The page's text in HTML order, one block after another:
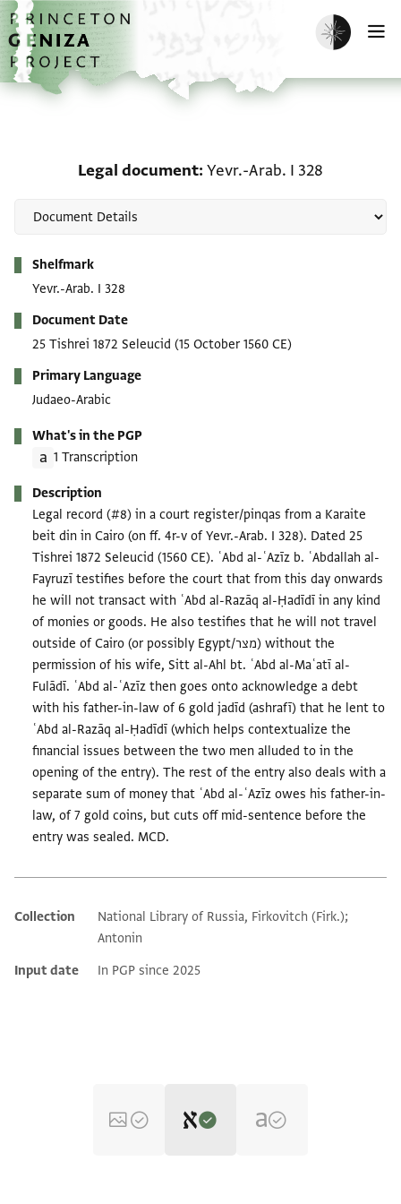
Skip to main content
home
Enable dark
Legal document Yevr.-Arab. I 328
Shelfmark
Yevr.-Arab. I 328
Document Date
25 Tishrei 1872 Seleucid (15 October 1560 CE)
Primary Language
Judaeo-Arabic
What's in the PGP
1 Transcription
Description
Legal record (#8) in a court register/pinqas from a Karaite
beit din in Cairo (on ff. 4r-v of Yevr.-Arab. I 328). Dated 25
Tishrei 1872 Seleucid (1560 CE). ʿAbd al-ʿAzīz b. ʿAbdallah al-
Fayruzī testifies before the court that from this day onwards
he will not transact with ʿAbd al-Razāq al-Ḥadīdī in any kind
of monies or goods. He also testifies that he will not travel
outside of Cairo (or possibly Egypt/מצר) without the
permission of his wife, Sitt al-Ahl bt. ʿAbd al-Maʿatī al-
Fulādī. ʿAbd al-ʿAzīz then goes onto acknowledge a debt
with his father-in-law of 6 gold jadīd (ashrafī) that he lent to
ʿAbd al-Razāq al-Ḥadīdī (which helps contextualize the
financial issues between the two men alluded to in the
opening of the entry). The rest of the entry also deals with a
separate sum of money that ʿAbd al-ʿAzīz owes his father-in-
law, of 7 gold coins, but cuts off mid-sentence before the
entry was sealed. MCD.
Additional metadata
Collection
National Library of Russia, Firkovitch (Firk.);
Antonin
Input date
In PGP since 2025